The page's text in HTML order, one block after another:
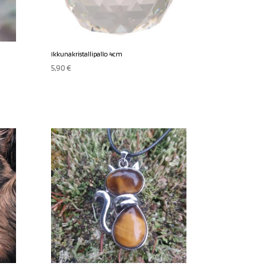
Ikkunakristallipallo 4cm
5,90€